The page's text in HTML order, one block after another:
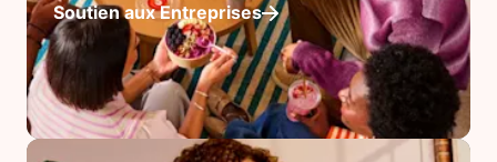
Soutien aux Entreprises